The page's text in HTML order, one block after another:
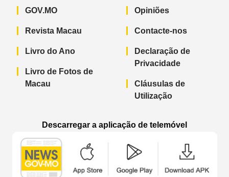
GOV.MO
Revista Macau
Livro do Ano
Livro de Fotos de
Macau
Opiniões
Contacte-nos
Declaração de
Privacidade
Cláusulas de
Utilização
Descarregar a aplicação de telemóvel